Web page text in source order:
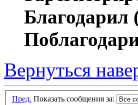
Благодарил
Вернуться
Пред. Показать сообщения за: